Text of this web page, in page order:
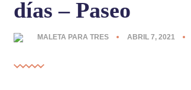
días – Paseo
MALETA PARA TRES ABRIL 7, 2021